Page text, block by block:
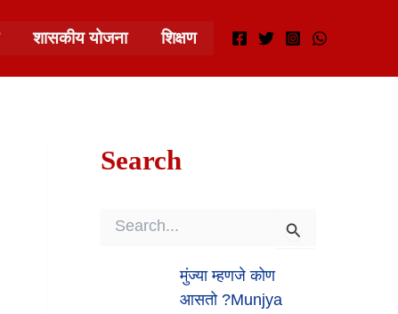
शासकीय योजना शिक्षण
Search
मुंज्या म्हणजे कोण
आसतो ?munjya